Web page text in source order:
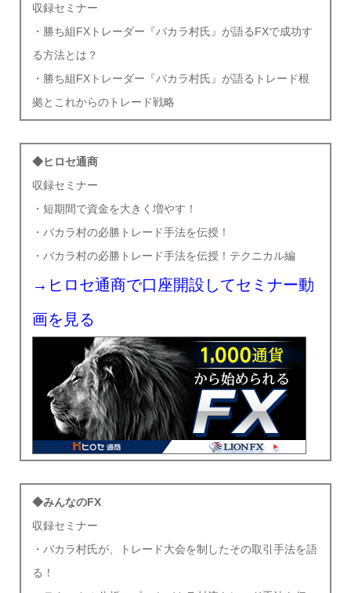
収録セミナー
・勝ち組FXトレーダー『バカラ村氏』が語るFXで成功す
る方法とは？
・勝ち組FXトレーダー『バカラ村氏』が語るトレード根
拠とこれからのトレード戦略
◆ヒロセ通商
収録セミナー
・短期間で資金を大きく増やす！
・バカラ村の必勝トレード手法を伝授！
・バカラ村の必勝トレード手法を伝授！テクニカル編
→ヒロセ通商で口座開設してセミナー動
画を見る
◆みんなのFX
収録セミナー
・バカラ村氏が、トレード大会を制したその取引手法を語
る！